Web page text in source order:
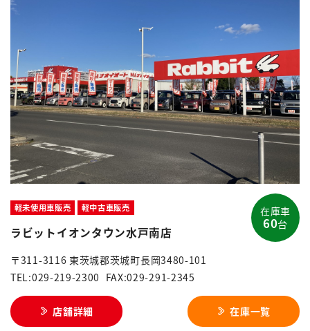
軽未使用車販売 軽中古車販売
ラビットイオンタウン水戸南店
〒311-3116 東茨城郡茨城町長岡3480-101
TEL:029-219-2300 FAX:029-291-2345
店舗詳細 在庫一覧
在庫車
60台